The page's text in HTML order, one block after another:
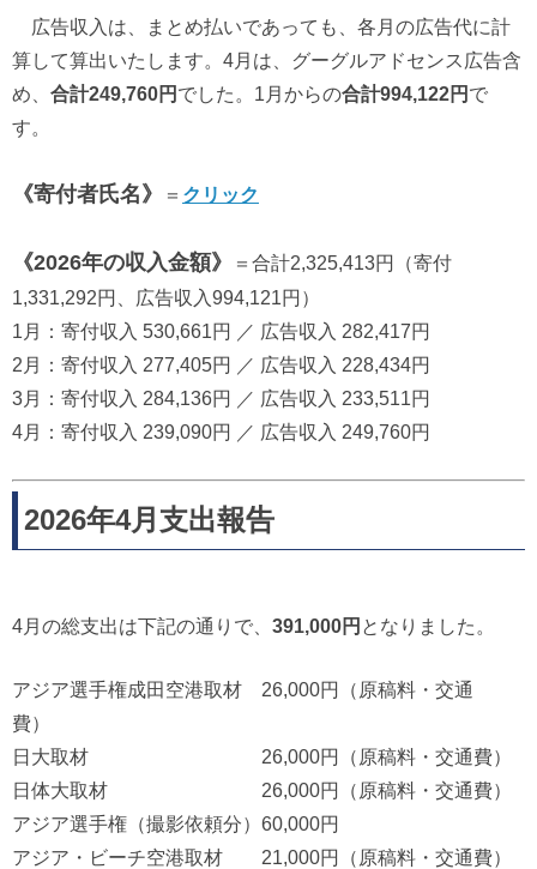
広告収入は、まとめ払いであっても、各月の広告代に計
算して算出いたします。4月は、グーグルアドセンス広告含
め、 合計249,760円 でした。1月からの合計994,122円 で
す。
《寄付者氏名》 ＝ クリック
《2026年の収入金額》
＝合計2,325,413円（寄付
1,331,292円、広告収入994,121円）
1月：寄付収入 530,661円 ／ 広告収入 282,417円
2月：寄付収入 277,405円 ／ 広告収入 228,434円
3月：寄付収入 284,136円 ／ 広告収入 233,511円
4月：寄付収入 239,090円 ／ 広告収入 249,760円
2026年4月支出報告
4月の総支出は下記の通りで、 391,000円 となりました。
アジア選手権成田空港取材 26,000円（原稿料・交通
費）
日大取材 26,000円（原稿料・交通費）
日体大取材 26,000円（原稿料・交通費）
アジア選手権（撮影依頼分）60,000円
アジア・ビーチ空港取材 21,000円（原稿料・交通費）